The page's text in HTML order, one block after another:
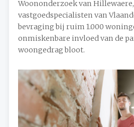
Woononderzoek van
vastgoedspecialisten van
bevraging bij ruim 1.000
onmiskenbare invloed van de
woongedrag bloot.